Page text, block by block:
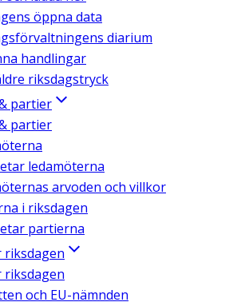
öppna data
diarium
handlingar
riksdagstryck
partier
partier
ledamöterna
arvoden och villkor
i riksdagen
partierna
riksdagen
riksdagen
och EU-nämnden